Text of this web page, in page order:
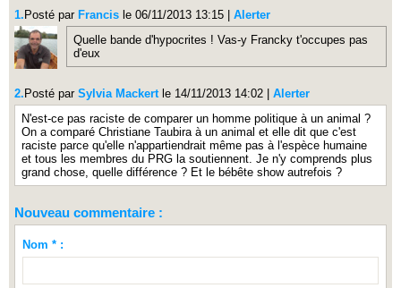
1. Posté par Francis le 06/11/2013 13:15
Alerter
Quelle bande d'hypocrites ! Vas-y Francky t'occupes pas
d'eux
2. Posté par Sylvia Mackert le 14/11/2013 14:02
Alerter
N'est-ce pas raciste de comparer un homme politique à un animal ?
On a comparé Christiane Taubira à un animal et elle dit que c'est
raciste parce qu'elle n'appartiendrait même pas à l'espèce humaine
et tous les membres du PRG la soutiennent. Je n'y comprends plus
grand chose, quelle différence ? Et le bébête show autrefois ?
Nouveau commentaire :
Nom * :